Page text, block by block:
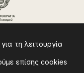
τη λειτουργία
επίσης cookies